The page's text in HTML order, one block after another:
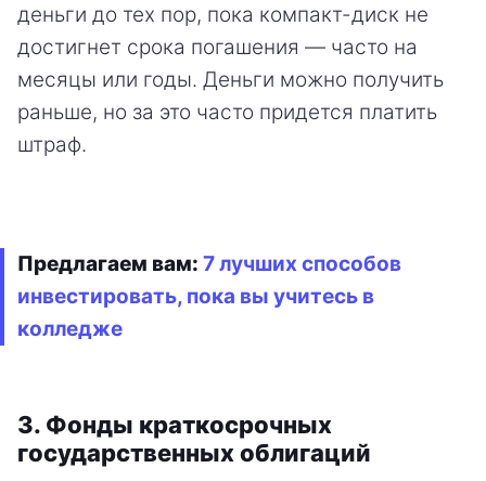
деньги до тех пор, пока компакт-диск не
достигнет срока погашения — часто на
месяцы или годы. Деньги можно получить
раньше, но за это часто придется платить
штраф.
Предлагаем вам: 7 лучших способов
инвестировать, пока вы учитесь в
колледже
3. Фонды краткосрочных
государственных облигаций